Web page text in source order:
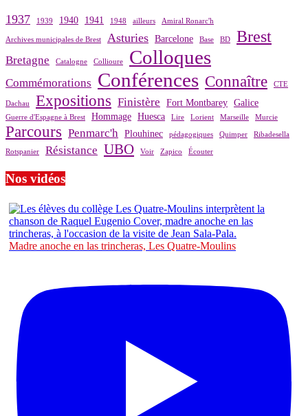
1937 1939 1940 1941 1948 ailleurs Amiral Ronarc'h
Archives municipales de Brest Asturies Barcelone Base BD Brest
Bretagne Catalogne Collioure Colloques
Commémorations Conférences Connaître CTE
Dachau Expositions Finistère Fort Montbarey Galice
Guerre d'Espagne à Brest Hommage Huesca Lire Lorient Marseille Murcie
Parcours Penmarc'h Plouhinec pédagogiques Quimper Ribadesella
Rotspanier Résistance UBO Voir Zapico Écouter
Nos vidéos
Madre anoche en las trincheras, Les Quatre-Moulins